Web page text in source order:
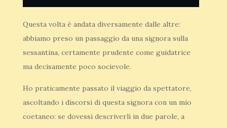
Questa volta è andata diversamente dalle altre:
abbiamo preso un passaggio da una signora sulla
sessantina, certamente prudente come guidatrice
ma decisamente poco socievole.
Ho praticamente passato il viaggio da spettatore,
ascoltando i discorsi di questa signora con un mio
coetaneo: se dovessi descriverli in due parole, a